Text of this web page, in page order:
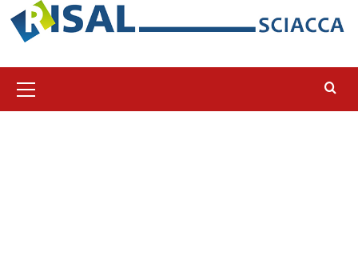
principale